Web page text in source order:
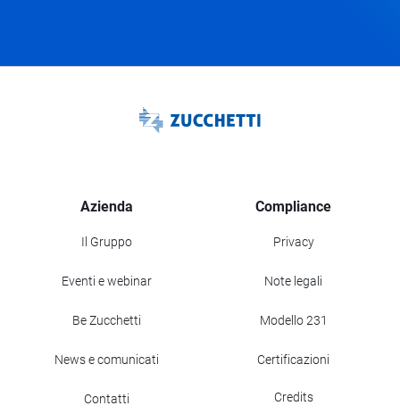
Azienda
Il Gruppo
Eventi e webinar
Be Zucchetti
News e comunicati
Contatti
Compliance
Privacy
Note legali
Modello 231
Certificazioni
Credits